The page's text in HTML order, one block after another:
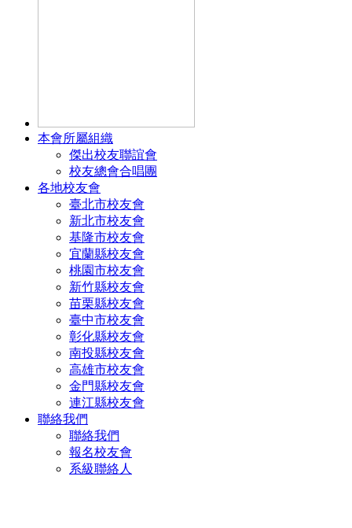
本會所屬組織
傑出校友聯誼會
校友總會合唱團
各地校友會
臺北市校友會
新北市校友會
基隆市校友會
宜蘭縣校友會
桃園市校友會
新竹縣校友會
苗栗縣校友會
臺中市校友會
彰化縣校友會
南投縣校友會
高雄市校友會
金門縣校友會
連江縣校友會
聯絡我們
聯絡我們
報名校友會
系級聯絡人